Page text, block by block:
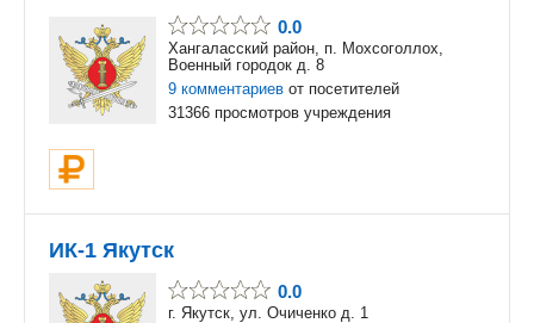
0.0
Хангаласский район, п. Мохсоголлох,
Военный городок д. 8
9 комментариев от посетителей
31366 просмотров учреждения
ИК-1 Якутск
0.0
г. Якутск, ул. Очиченко д. 1